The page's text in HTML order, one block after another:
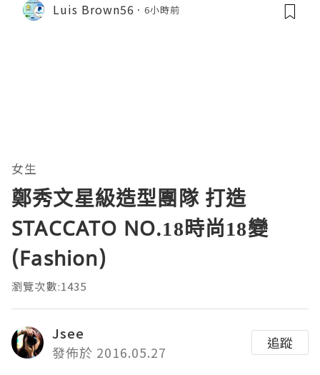
Luis Brown56 6小時前
女生
鄭秀文星級造型團隊 打造
STACCATO NO.18時尚18變
(Fashion)
瀏覽次數:1435
Jsee
發佈於 2016.05.27
追蹤